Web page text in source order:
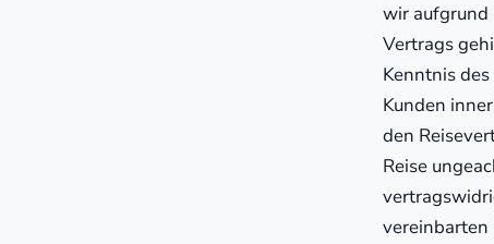
wir aufgrund
Vertrags
Kenntnis
Kunden
den
Reise
vereinbarten